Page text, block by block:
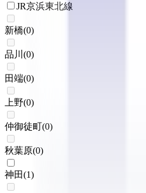
JR京浜東北線
新橋(0)
品川 (0)
田端(0)
上野(0)
仲御徒町(0)
秋葉原(0)
神田(1)